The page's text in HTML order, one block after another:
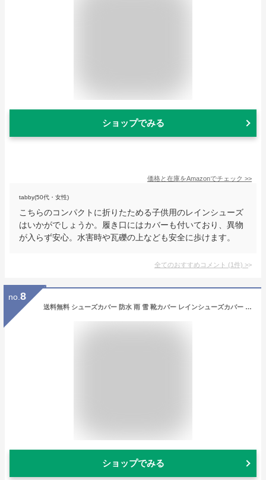
ショップでみる
価格と在庫をAmazonでチェック >>
tabby(50代・女性)
こちらのコンパクトに折りたためる子供用のレインシューズ
はいかがでしょうか。履き口にはカバーも付いており、異物
が入らず安心。水害時や瓦礫の上なども安全に歩けます。
全てのおすすめコメント (1件) >
no. 8
送料無料 シューズカバー 防水 雨 雪 靴カバー レインシューズカバー レインシューズ 伸縮性 軽量 耐摩耗 耐久性 泥除け 砂遊び 持ち運び 折り畳み 滑り止め 梅雨対策 アウトドア 自転車 登山 旅行 レインカバー 長靴 防水カバー 雨靴 雨具 大人 子供 男女兼用
ショップでみる